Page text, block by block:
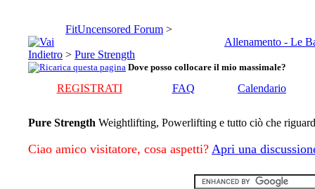
FitUncensored Forum >
Allenamento - Le
> Pure Strength
Dove posso collocare il mio massimale?
REGISTRATI FAQ Calendario
Pure Strength Weightlifting, Powerlifting e tutto ciò che
Ciao amico visitatore, cosa aspetti? Apri una